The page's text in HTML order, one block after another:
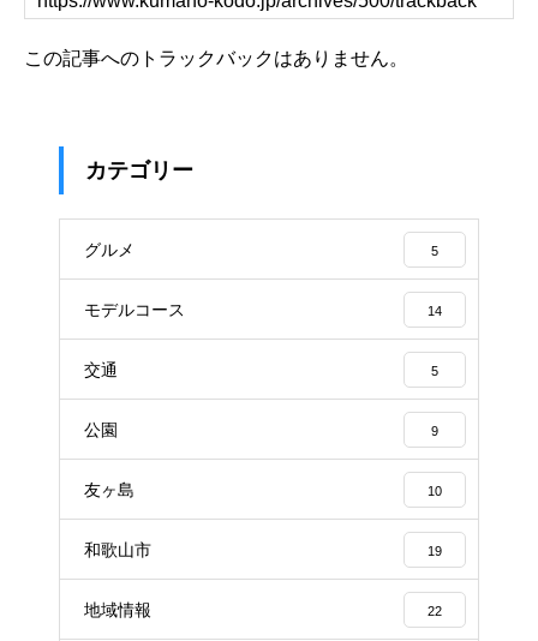
この記事へのトラックバックはありません。
カテゴリー
グルメ 5
モデルコース 14
交通 5
公園 9
友ヶ島 10
和歌山市 19
地域情報 22